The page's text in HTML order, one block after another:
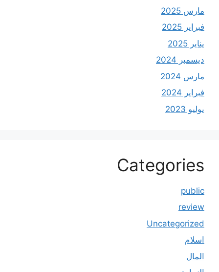
مارس 2025
فبراير 2025
يناير 2025
ديسمبر 2024
مارس 2024
فبراير 2024
يوليو 2023
Categories
public
review
Uncategorized
اسلام
المال